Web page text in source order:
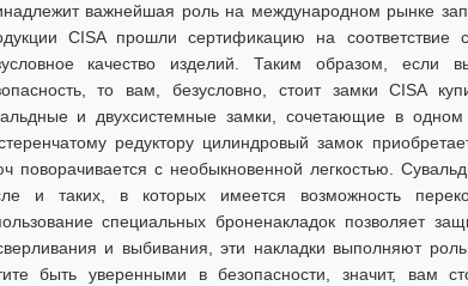
важнейшая роль на международном рынке
CISA прошли сертификацию на соответствие
качество изделий. Таким образом, если
то вам, безусловно, стоит замки CISA
и двухсистемные замки, сочетающие в
редуктору цилиндровый замок
поворачивается с необыкновенной легкостью.
и таких, в которых имеется возможность
специальных броненакладок позволяет
и выбивания, эти накладки выполняют
быть уверенными в безопасности, значит, вам